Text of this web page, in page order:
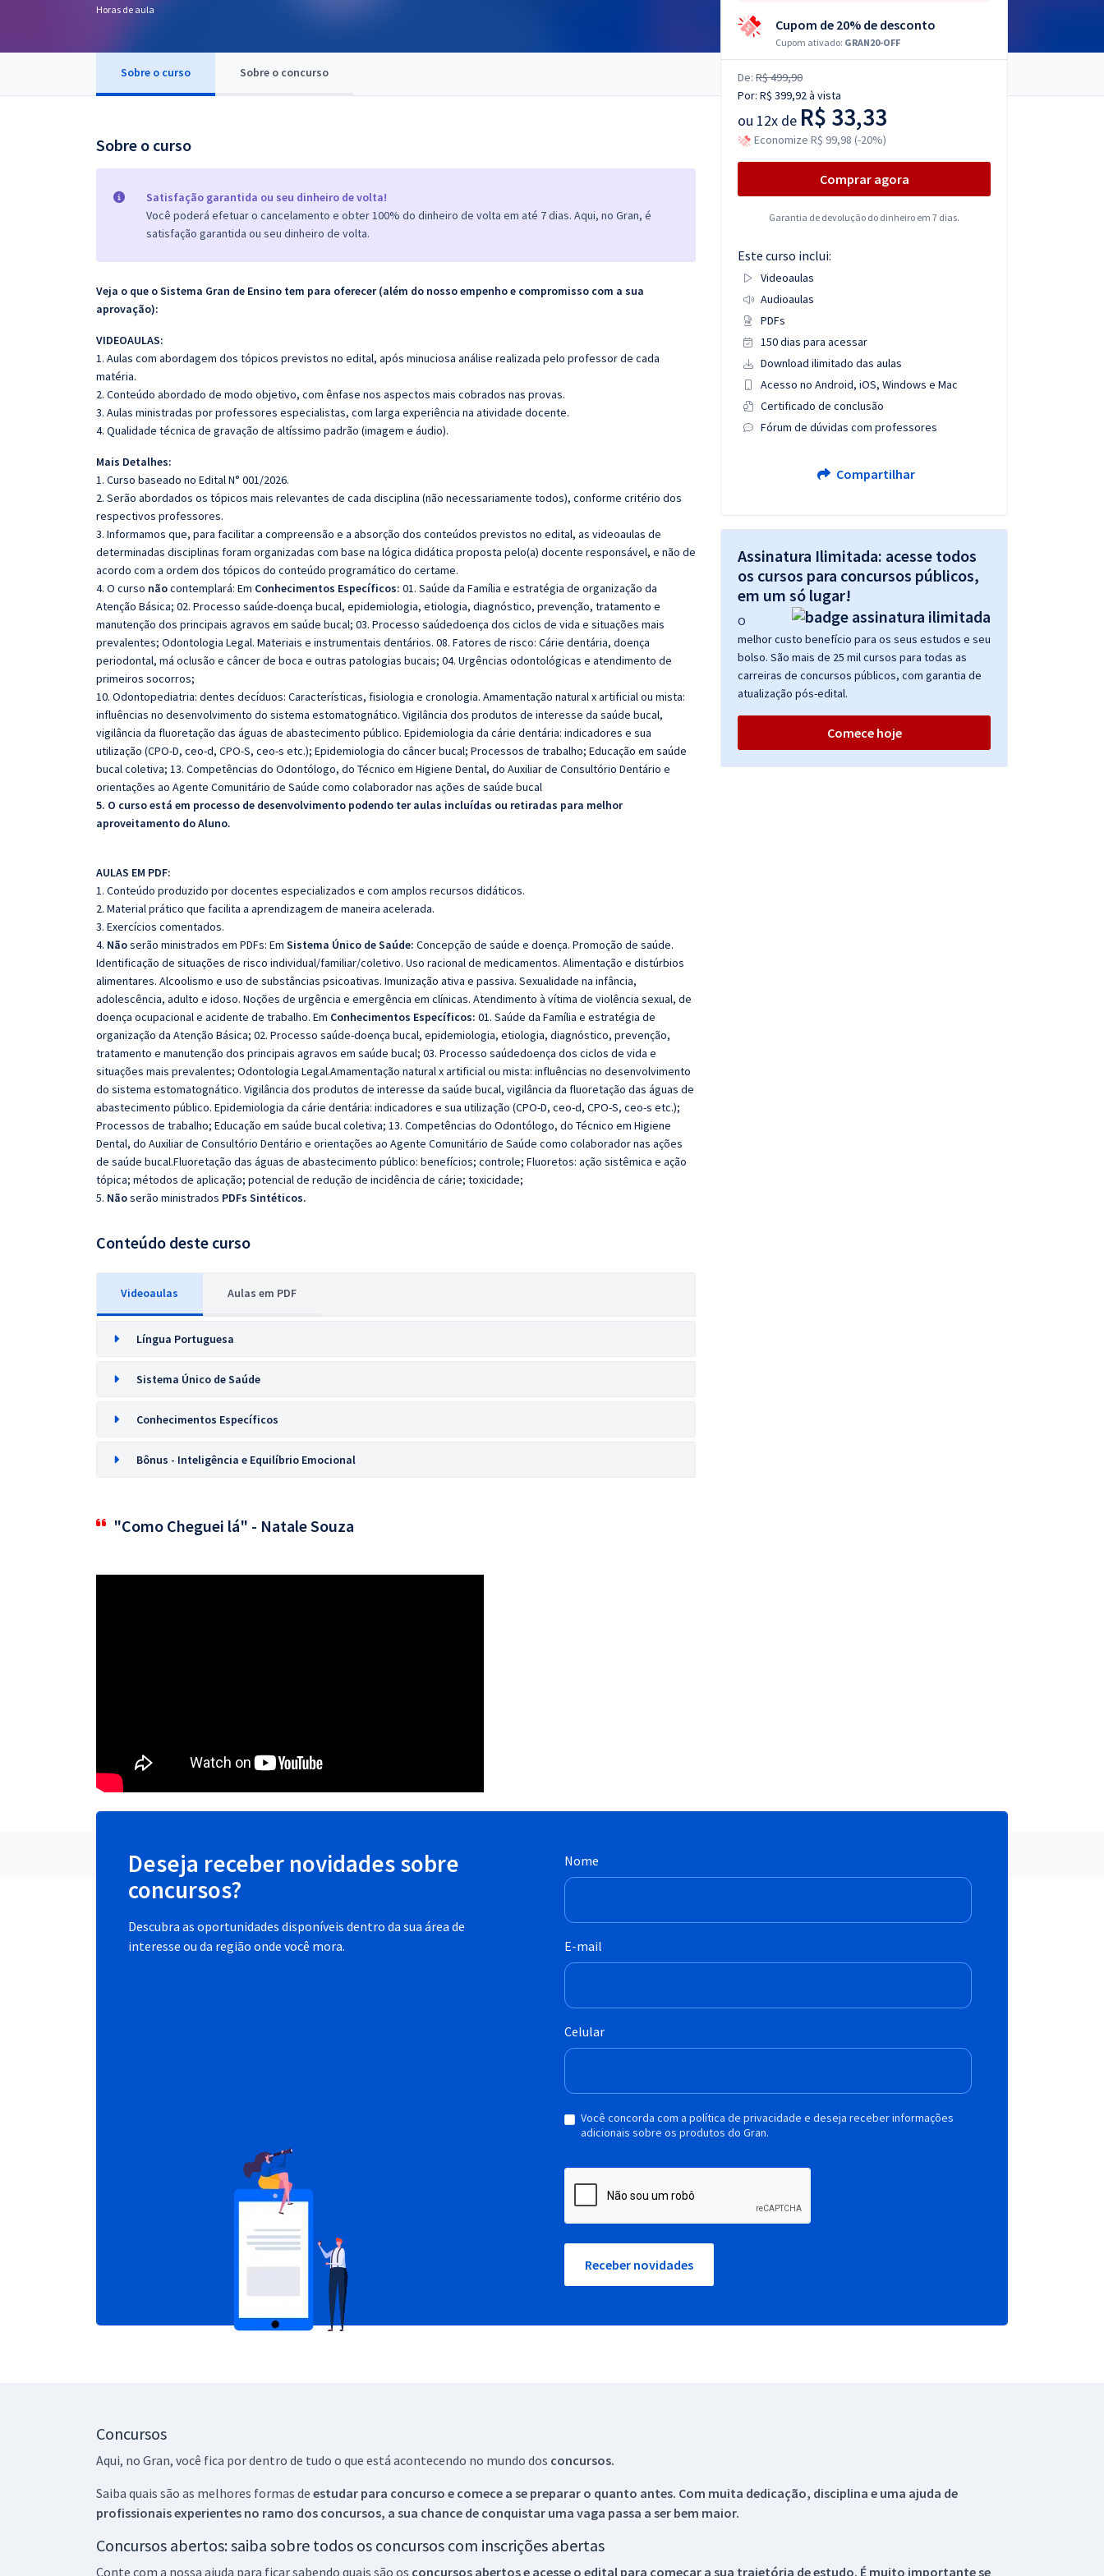
OAB
Questões grátis
Conteúdo gratuito
Horas de aula
Sobre o curso Sobre o concurso
Sobre o curso
Satisfação garantida ou seu dinheiro de volta!
Você poderá efetuar o cancelamento e obter 100% do dinheiro de volta em até 7 dias. Aqui, no Gran, é
satisfação garantida ou seu dinheiro de volta.
Veja o que o Sistema Gran de Ensino tem para oferecer (além do nosso empenho e compromisso com a sua
aprovação):
VIDEOAULAS:
1. Aulas com abordagem dos tópicos previstos no edital, após minuciosa análise realizada pelo professor de cada
matéria.
2. Conteúdo abordado de modo objetivo, com ênfase nos aspectos mais cobrados nas provas.
3. Aulas ministradas por professores especialistas, com larga experiência na atividade docente.
4. Qualidade técnica de gravação de altíssimo padrão (imagem e áudio).
Mais Detalhes:
1. Curso baseado no Edital N° 001/2026.
2. Serão abordados os tópicos mais relevantes de cada disciplina (não necessariamente todos), conforme critério dos
respectivos professores.
3. Informamos que, para facilitar a compreensão e a absorção dos conteúdos previstos no edital, as videoaulas de
determinadas disciplinas foram organizadas com base na lógica didática proposta pelo(a) docente responsável, e não de
acordo com a ordem dos tópicos do conteúdo programático do certame.
4. O curso nãocontemplará: Em Conhecimentos Específicos: 01. Saúde da Família e estratégia de organização da
Atenção Básica; 02. Processo saúde-doença bucal, epidemiologia, etiologia, diagnóstico, prevenção, tratamento e
manutenção dos principais agravos em saúde bucal; 03. Processo saúdedoença dos ciclos de vida e situações mais
prevalentes; Odontologia Legal. Materiais e instrumentais dentários. 08. Fatores de risco: Cárie dentária, doença
periodontal, má oclusão e câncer de boca e outras patologias bucais; 04. Urgências odontológicas e atendimento de
primeiros socorros;
10. Odontopediatria: dentes decíduos: Características, fisiologia e cronologia. Amamentação natural x artificial ou mista:
influências no desenvolvimento do sistema estomatognático. Vigilância dos produtos de interesse da saúde bucal,
vigilância da fluoretação das águas de abastecimento público. Epidemiologia da cárie dentária: indicadores e sua
utilização (CPO-D, ceo-d, CPO-S, ceo-s etc.); Epidemiologia do câncer bucal; Processos de trabalho; Educação em saúde
bucal coletiva; 13. Competências do Odontólogo, do Técnico em Higiene Dental, do Auxiliar de Consultório Dentário e
orientações ao Agente Comunitário de Saúde como colaborador nas ações de saúde bucal
5. O curso está em processo de desenvolvimento podendo ter aulas incluídas ou retiradas para melhor
aproveitamento do Aluno.
AULAS EM PDF:
1. Conteúdo produzido por docentes especializados e com amplos recursos didáticos.
2. Material prático que facilita a aprendizagem de maneira acelerada.
3. Exercícios comentados.
4. Nãoserão ministrados em PDFs: Em Sistema Único de Saúde: Concepção de saúde e doença. Promoção de saúde.
Identificação de situações de risco individual/familiar/coletivo. Uso racional de medicamentos. Alimentação e distúrbios
alimentares. Alcoolismo e uso de substâncias psicoativas. Imunização ativa e passiva. Sexualidade na infância,
adolescência, adulto e idoso. Noções de urgência e emergência em clínicas. Atendimento à vítima de violência sexual, de
doença ocupacional e acidente de trabalho. Em Conhecimentos Específicos: 01. Saúde da Família e estratégia de
organização da Atenção Básica; 02. Processo saúde-doença bucal, epidemiologia, etiologia, diagnóstico, prevenção,
tratamento e manutenção dos principais agravos em saúde bucal; 03. Processo saúdedoença dos ciclos de vida e
situações mais prevalentes; Odontologia Legal.Amamentação natural x artificial ou mista: influências no desenvolvimento
do sistema estomatognático. Vigilância dos produtos de interesse da saúde bucal, vigilância da fluoretação das águas de
abastecimento público. Epidemiologia da cárie dentária: indicadores e sua utilização (CPO-D, ceo-d, CPO-S, ceo-s etc.);
Processos de trabalho; Educação em saúde bucal coletiva; 13. Competências do Odontólogo, do Técnico em Higiene
Dental, do Auxiliar de Consultório Dentário e orientações ao Agente Comunitário de Saúde como colaborador nas ações
de saúde bucal.Fluoretação das águas de abastecimento público: benefícios; controle; Fluoretos: ação sistêmica e ação
tópica; métodos de aplicação; potencial de redução de incidência de cárie; toxicidade;
5. Nãoserão ministrados PDFs Sintéticos.
Conteúdo deste curso
Videoaulas Aulas em PDF
Língua Portuguesa
Sistema Único de Saúde
Conhecimentos Específicos
Bônus - Inteligência e Equilíbrio Emocional
"Como Cheguei lá" - Natale Souza
Cupom de 20% de desconto
Cupom ativado: GRAN20-OFF
De: R$ 499,90
Por: R$ 399,92à vista
ou 12x de R$ 33,33
Economize R$ 99,98 (-20%)
Comprar agora
Garantia de devolução do dinheiro em 7 dias.
Este curso inclui:
Videoaulas
Audioaulas
PDFs
150 dias para acessar
Download ilimitado das aulas
Acesso no Android, iOS, Windows e Mac
Certificado de conclusão
Fórum de dúvidas com professores
Compartilhar
Assinatura Ilimitada: acesse todos
os cursos para concursos públicos,
em um só lugar!
O
melhor custo benefício para os seus estudos e seu
bolso. São mais de 25 mil cursos para todas as
carreiras de concursos públicos, com garantia de
atualização pós-edital.
Comece hoje
Deseja receber novidades sobre
concursos?
Descubra as oportunidades disponíveis dentro da sua área de
interesse ou da região onde você mora.
Nome
E-mail
Celular
Você concorda com a política de privacidade e deseja receber informações
adicionais sobre os produtos do Gran.
Receber novidades
Concursos
Aqui, no Gran, você fica por dentro de tudo o que está acontecendo no mundo dos concursos.
Saiba quais são as melhores formas de estudar para concurso e comece a se preparar o quanto antes. Com muita dedicação, disciplina e uma ajuda de
profissionais experientes no ramo dos concursos, a sua chance de conquistar uma vaga passa a ser bem maior.
Concursos abertos: saiba sobre todos os concursos com inscrições abertas
Conte com a nossa ajuda para ficar sabendo quais são os concursos abertos e acesse o edital para começar a sua trajetória de estudo. É muito importante se